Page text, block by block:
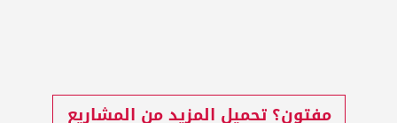
مفتون؟ تحميل المزيد من المشاريع